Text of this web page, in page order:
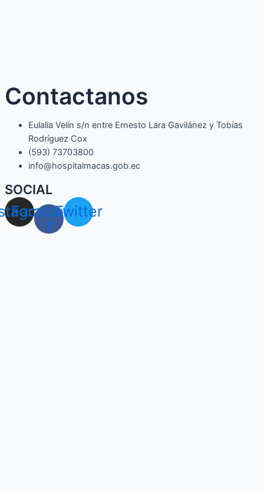
Contactanos
Eulalia Velín s/n entre Ernesto Lara Gavilánez y Tobías
Rodríguez Cox
(593) 73703800​
info@hospitalmacas.gob.ec
SOCIAL
Facebook-
f
Twitter